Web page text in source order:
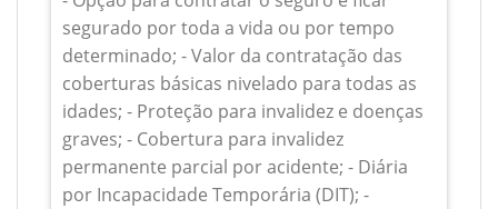
segurado por toda a vida ou por tempo
determinado; - Valor da contratação das
coberturas básicas nivelado para todas as
idades; - Proteção para invalidez e doenças
graves; - Cobertura para invalidez
permanente parcial por acidente; - Diária
por Incapacidade Temporária (DIT); -